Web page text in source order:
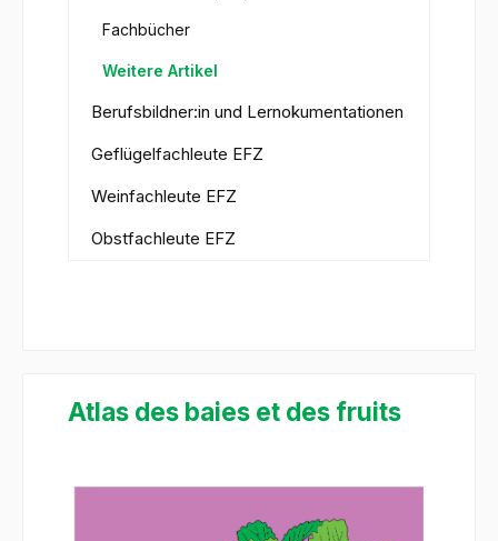
Fachbücher
Weitere Artikel
Berufsbildner:in und Lernokumentationen
Geflügelfachleute EFZ
Weinfachleute EFZ
Obstfachleute EFZ
Atlas des baies et des fruits